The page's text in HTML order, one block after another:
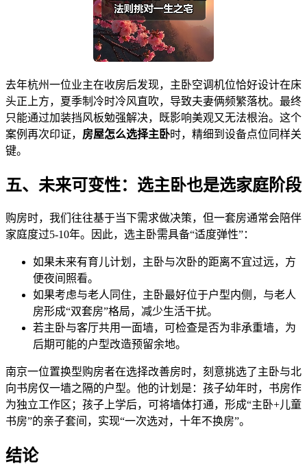
去年杭州一位业主在收房后发现，主卧空调机位恰好设计在床
头正上方，夏季制冷时冷风直吹，导致夫妻俩频繁落枕。最终
只能通过加装挡风板勉强解决，既影响美观又无法根治。这个
案例再次印证， 房屋怎么选择主卧时，精细到设备点位同样关
键。
五、未来可变性：选主卧也是选家庭阶段
购房时，我们往往基于当下需求做决策，但一套房通常会陪伴
家庭度过5-10年。因此，选主卧需具备“适度弹性”：
如果未来有育儿计划，主卧与次卧的距离不宜过远，方
便夜间照看。
如果考虑与老人同住，主卧最好位于户型内侧，与老人
房形成“双套房”格局，减少生活干扰。
若主卧与客厅共用一面墙，可检查是否为非承重墙，为
后期可能的户型改造预留余地。
南京一位置换型购房者在选择改善房时，刻意挑选了主卧与北
向书房仅一墙之隔的户型。他的计划是：孩子幼年时，书房作
为独立工作区；孩子上学后，可将墙体打通，形成“主卧+儿童
书房”的亲子套间，实现“一次选对，十年不换房”。
结论